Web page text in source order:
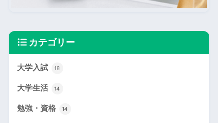
カテゴリー
大学入試 18
大学生活 14
勉強・資格 14